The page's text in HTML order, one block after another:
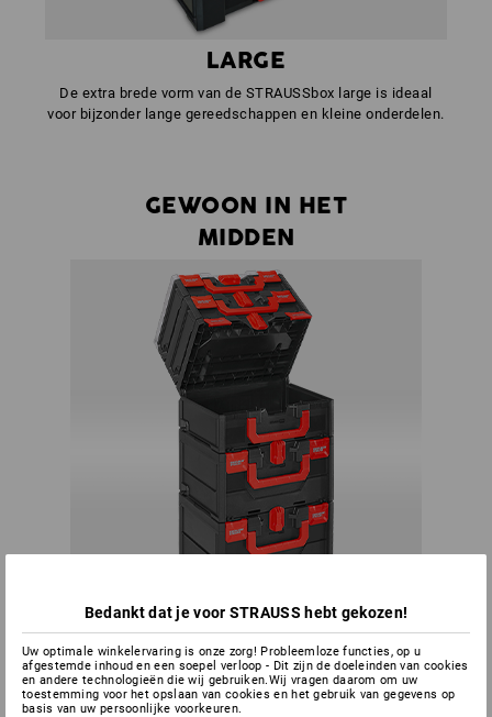
LARGE
De extra brede vorm van de STRAUSSbox large is ideaal
voor bijzonder lange gereedschappen en kleine onderdelen.
GEWOON IN HET
MIDDEN
Nooit meer de halve toren uit elkaar halen om bij bepaald
gereedschap te komen - bij de STRAUSSboxen-toren kunt u
altijd elke box openen.
Bedankt dat je voor STRAUSS hebt gekozen!
Uw optimale winkelervaring is onze zorg! Probleemloze functies, op u
afgestemde inhoud en een soepel verloop - Dit zijn de doeleinden van cookies
en andere technologieën die wij gebruiken.Wij vragen daarom om uw
toestemming voor het opslaan van cookies en het gebruik van gegevens op
basis van uw persoonlijke voorkeuren.